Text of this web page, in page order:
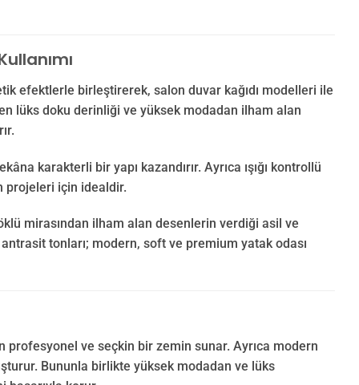
efektlerle birleştirerek, salon duvar kağıdı modelleri ile
lüks doku derinliği ve yüksek modadan ilham alan
karakterli bir yapı kazandırır. Ayrıca ışığı kontrollü
projeleri için idealdir.
mirasından ilham alan desenlerin verdiği asil ve
tonları; modern, soft ve premium yatak odası
ve seçkin bir zemin sunar. Ayrıca modern
Bununla birlikte yüksek modadan ve lüks